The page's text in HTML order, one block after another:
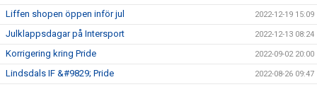
Liffen shopen öppen inför jul 2022-12-19 15:09
Julklappsdagar på Intersport 2022-12-13 08:24
Korrigering kring Pride 2022-09-02 20:00
Lindsdals IF &#9829; Pride 2022-08-26 09:47